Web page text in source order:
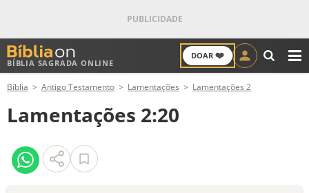
BÍBLIA SAGRADA ONLINE
DOAR ❤️
ANTIGO TESTAMENTO
NOVO TESTAMENTO
VERSÍCULOS
Bíblia Antigo Testamento Lamentações Lamentações 2
Lamentações 2:20